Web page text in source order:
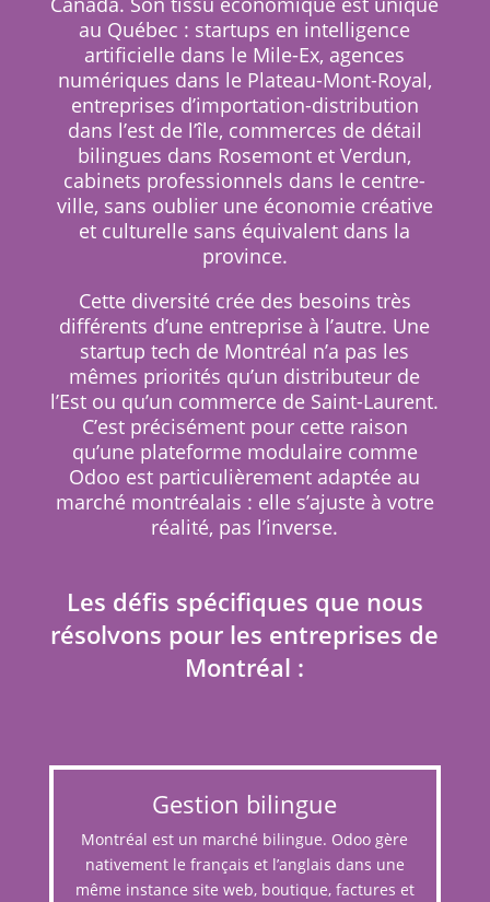
au Québec : startups en intelligence
artificielle dans le Mile-Ex, agences
numériques dans le Plateau-Mont-Royal,
entreprises d’importation-distribution
dans l’est de l’île, commerces de détail
bilingues dans Rosemont et Verdun,
cabinets professionnels dans le centre-
ville, sans oublier une économie créative
et culturelle sans équivalent dans la
province.
Cette diversité crée des besoins très
différents d’une entreprise à l’autre. Une
startup tech de Montréal n’a pas les
mêmes priorités qu’un distributeur de
l’Est ou qu’un commerce de Saint-Laurent.
C’est précisément pour cette raison
qu’une plateforme modulaire comme
Odoo est particulièrement adaptée au
marché montréalais : elle s’ajuste à votre
réalité, pas l’inverse.
Les défis spécifiques que nous
résolvons pour les entreprises de
Montréal :
Gestion bilingue
Montréal est un marché bilingue. Odoo gère
nativement le français et l’anglais dans une
même instance site web, boutique, factures et